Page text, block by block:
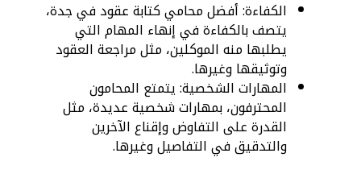
الكفاءة: أفضل محامي كتابة عقود في جدة،
يتصف بالكفاءة في إنهاء المهام التي
يطلبها منه الموكلين، مثل مراجعة العقود
وتوثيقها وغيرها.
المهارات الشخصية: يتمتع المحامون
المحترفون، بمهارات شخصية عديدة، مثل
القدرة على التفاوض وإقناع الآخرين
والتدقيق في التفاصيل وغيرها.